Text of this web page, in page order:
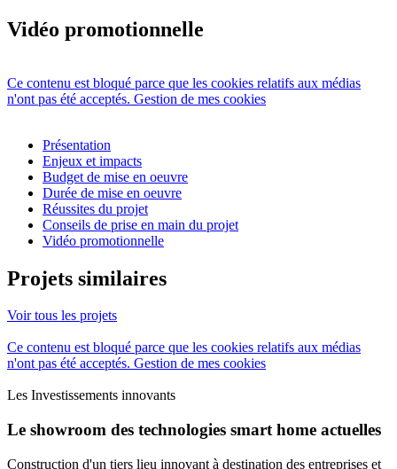
Vidéo promotionnelle
Ce contenu est bloqué parce que les cookies relatifs aux médias
n'ont pas été acceptés. Gestion de mes cookies
Présentation
Enjeux et impacts
Budget de mise en oeuvre
Durée de mise en oeuvre
Réussites du projet
Conseils de prise en main du projet
Vidéo promotionnelle
Projets similaires
Voir tous les projets
Ce contenu est bloqué parce que les cookies relatifs aux médias
n'ont pas été acceptés. Gestion de mes cookies
Les Investissements innovants
Le showroom des technologies smart home actuelles
Construction d'un tiers lieu innovant à destination des entreprises et